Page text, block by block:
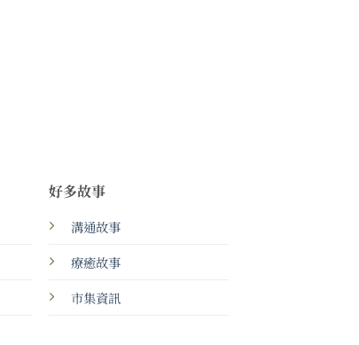
好多故事
溝通故事
療癒故事
市集資訊